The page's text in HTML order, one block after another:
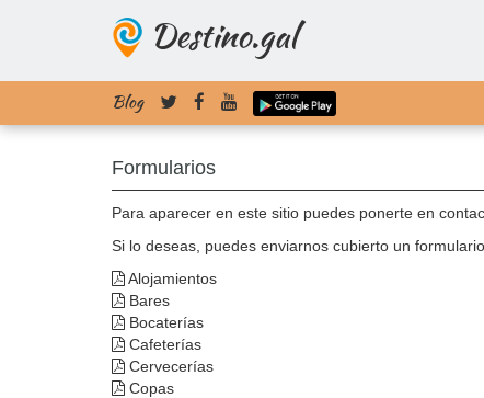
Destino.gal
Blog
Formularios
Para aparecer en este sitio puedes ponerte en
Si lo deseas, puedes enviarnos cubierto un
Alojamientos
Bares
Bocaterías
Cafeterías
Cervecerías
Copas